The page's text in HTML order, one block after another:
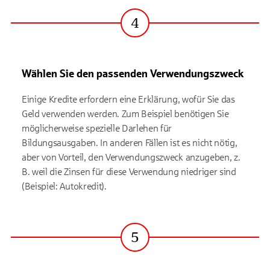
Schritt
4
Wählen Sie den passenden Verwendungszweck
Einige Kredite erfordern eine Erklärung, wofür Sie das
Geld verwenden werden. Zum Beispiel benötigen Sie
möglicherweise spezielle Darlehen für
Bildungsausgaben. In anderen Fällen ist es nicht nötig,
aber von Vorteil, den Verwendungszweck anzugeben, z.
B. weil die Zinsen für diese Verwendung niedriger sind
(Beispiel: Autokredit).
Schritt
5